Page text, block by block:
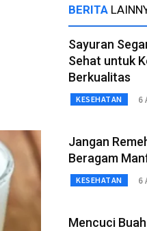
BERITA
Sayuran
Sehat untuk
Berkualitas
KESEHATAN 6
Jangan
Beragam
KESEHATAN 6
Mencuci